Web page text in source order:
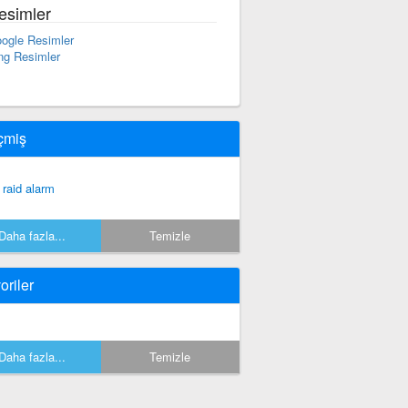
Resimler
Resimler
alarm
Daha fazla... Temizle
Daha fazla... Temizle